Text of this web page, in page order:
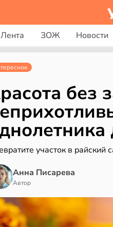
Лента ЗОЖ Новости
без
участок в райский
Анна Писарева
Автор